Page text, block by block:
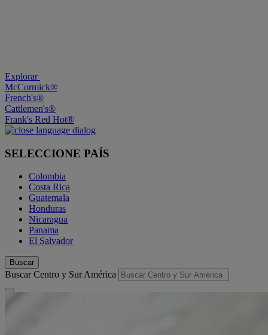
Explorar
McCormick®
French's®
Cattlemen's®
Frank's Red Hot®
SELECCIONE PAÍS
Colombia
Costa Rica
Guatemala
Honduras
Nicaragua
Panama
El Salvador
Buscar
Buscar Centro y Sur América